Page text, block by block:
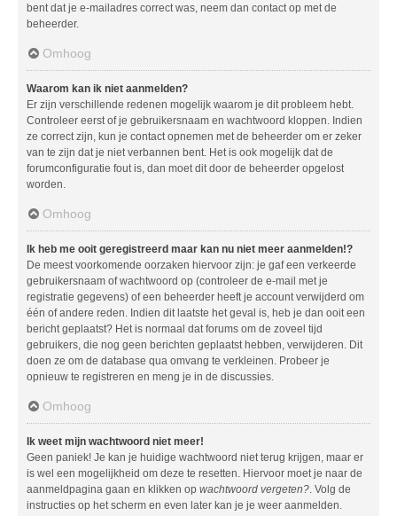
bent dat je e-mailadres correct was, neem dan contact op met de
beheerder.
Omhoog
Waarom kan ik niet aanmelden?
Er zijn verschillende redenen mogelijk waarom je dit probleem hebt.
Controleer eerst of je gebruikersnaam en wachtwoord kloppen. Indien
ze correct zijn, kun je contact opnemen met de beheerder om er zeker
van te zijn dat je niet verbannen bent. Het is ook mogelijk dat de
forumconfiguratie fout is, dan moet dit door de beheerder opgelost
worden.
Omhoog
Ik heb me ooit geregistreerd maar kan nu niet meer aanmelden!?
De meest voorkomende oorzaken hiervoor zijn: je gaf een verkeerde
gebruikersnaam of wachtwoord op (controleer de e-mail met je
registratie gegevens) of een beheerder heeft je account verwijderd om
één of andere reden. Indien dit laatste het geval is, heb je dan ooit een
bericht geplaatst? Het is normaal dat forums om de zoveel tijd
gebruikers, die nog geen berichten geplaatst hebben, verwijderen. Dit
doen ze om de database qua omvang te verkleinen. Probeer je
opnieuw te registreren en meng je in de discussies.
Omhoog
Ik weet mijn wachtwoord niet meer!
Geen paniek! Je kan je huidige wachtwoord niet terug krijgen, maar er
is wel een mogelijkheid om deze te resetten. Hiervoor moet je naar de
aanmeldpagina gaan en klikken op wachtwoord vergeten?. Volg de
instructies op het scherm en even later kan je je weer aanmelden.